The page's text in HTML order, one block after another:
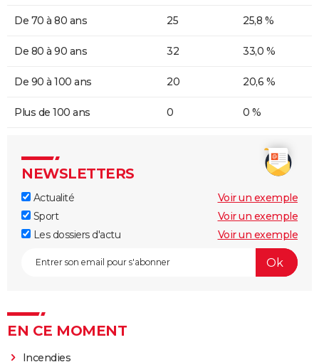
De 70 à 80 ans 25 25,8 %
De 80 à 90 ans 32 33,0 %
De 90 à 100 ans 20 20,6 %
Plus de 100 ans 0 0 %
NEWSLETTERS
Actualité
Voir un exemple
Sport
Voir un exemple
Les dossiers d'actu
Voir un exemple
EN CE MOMENT
Incendies